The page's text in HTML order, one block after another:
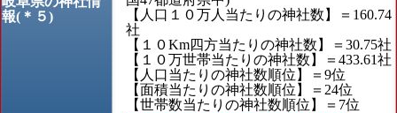
報(＊５)
【人口１０万人当たりの神社数】＝160.74
社
【１０Km四方当たりの神社数】＝30.75社
【１０万世帯当たりの神社数】＝433.61社
【人口当たりの神社数順位】＝9位
【面積当たりの神社数順位】＝24位
【世帯数当たりの神社数順位】＝7位